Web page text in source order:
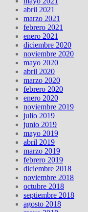
abril 2021
marzo 2021
febrero 2021
enero 2021
diciembre 2020
noviembre 2020
mayo 2020
abril 2020
marzo 2020
febrero 2020
enero 2020
noviembre 2019
julio 2019
junio 2019
mayo 2019
abril 2019
marzo 2019
febrero 2019
diciembre 2018
noviembre 2018
octubre 2018
septiembre 2018
agosto 2018